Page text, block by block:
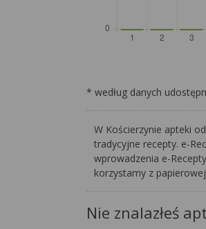
* według danych
W Kościerzynie apteki
tradycyjne recepty. e-
wprowadzenia e-
korzystamy z
Nie znalazłeś